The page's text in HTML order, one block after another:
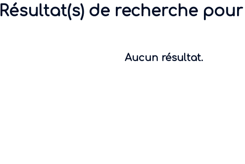
Résultat(s) de recherche
Aucun résultat.